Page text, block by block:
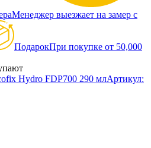
Менеджер выезжает на замер с
ПодарокПри покупке от 50,000
Hydro FDP700 290 млАртикул: